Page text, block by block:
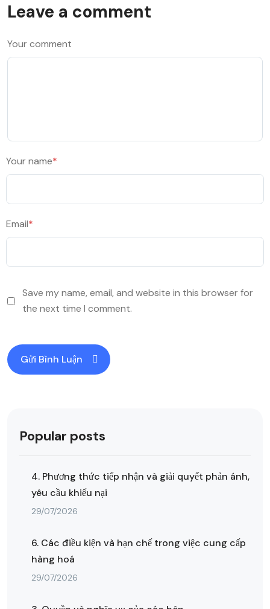
Leave a comment
Your comment
Your name*
Email*
Save my name, email, and website in this browser for
the next time I comment.
Popular posts
4. Phương thức tiếp nhận và giải quyết phản ánh,
yêu cầu khiếu nại
29/07/2026
6. Các điều kiện và hạn chế trong việc cung cấp
hàng hoá
29/07/2026